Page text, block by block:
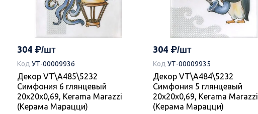
304
Код УТ-00009936
Декор VT\A485\5232
Симфония 6 глянцевый
20x20x0,69, Kerama Marazzi
(Керама Марацци)
304
Код УТ-00009935
Декор VT\A484\5232
Симфония 5 глянцевый
20x20x0,69, Kerama Marazzi
(Керама Марацци)